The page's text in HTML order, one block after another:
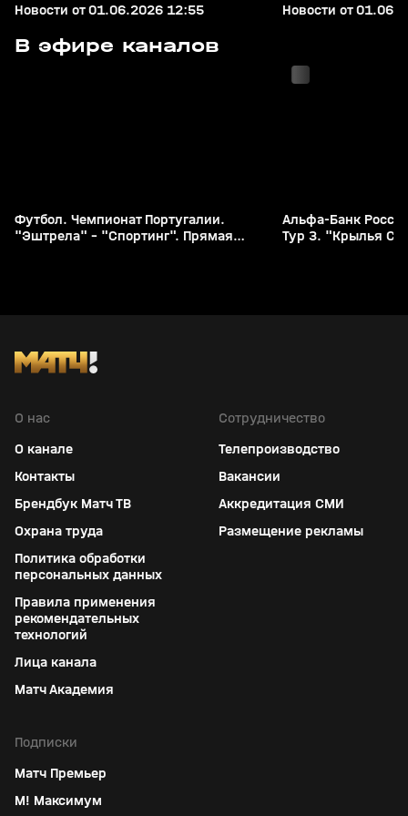
Новости от 01.06.2026 12:55 Новости от
В эфире каналов
с 22:35
Футбол. Чемпионат Португалии.
"Эштрела" - "Спортинг". Прямая
Альфа-Банк
Тур 3. "Крылья
О нас
О канале
Контакты
Брендбук Матч ТВ
Охрана труда
Политика обработки
персональных данных
Правила применения
рекомендательных
технологий
Лица канала
Матч Академия
Сотрудничество
Телепроизводство
Вакансии
Аккредитация СМИ
Размещение рекламы
Подписки
Матч Премьер
М! Максимум